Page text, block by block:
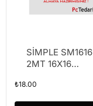
SİMPLE SM1616
2MT 16X16
KABLO KANALI
(K50)
₺18.00